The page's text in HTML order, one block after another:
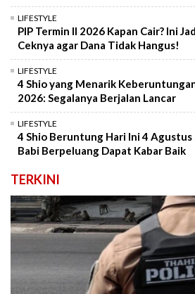
LIFESTYLE
PIP Termin II 2026 Kapan Cair? Ini
Ceknya agar Dana Tidak Hangus!
LIFESTYLE
4 Shio yang Menarik
2026: Segalanya Berjalan Lancar
LIFESTYLE
4 Shio Beruntung Hari Ini 4
Babi Berpeluang Dapat Kabar Baik
TERKINI